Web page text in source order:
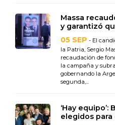
Massa
y garantizó
05 SEP - El
la Patria, Sergio
recaudación de
la campaña y
gobernando la
segunda,...
‘Hay
elegidos para